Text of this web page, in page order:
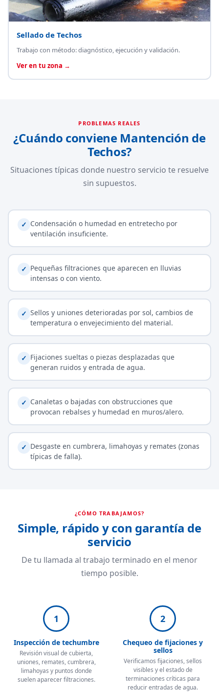
Sellado de Techos
Trabajo con método: diagnóstico, ejecución y validación.
Ver en tu zona →
PROBLEMAS REALES
¿Cuándo conviene Mantención de
Techos?
Situaciones típicas donde nuestro servicio te resuelve
sin supuestos.
✓ Condensación o humedad en entretecho por
ventilación insuficiente.
✓ Pequeñas filtraciones que aparecen en lluvias
intensas o con viento.
✓ Sellos y uniones deterioradas por sol, cambios de
temperatura o envejecimiento del material.
✓ Fijaciones sueltas o piezas desplazadas que
generan ruidos y entrada de agua.
✓ Canaletas o bajadas con obstrucciones que
provocan rebalses y humedad en muros/alero.
✓ Desgaste en cumbrera, limahoyas y remates (zonas
típicas de falla).
¿CÓMO TRABAJAMOS?
Simple, rápido y con garantía de
servicio
De tu llamada al trabajo terminado en el menor
tiempo posible.
1
Inspección de techumbre
Revisión visual de cubierta,
uniones, remates, cumbrera,
limahoyas y puntos donde
suelen aparecer filtraciones.
2
Chequeo de fijaciones y
sellos
Verificamos fijaciones, sellos
visibles y el estado de
terminaciones críticas para
reducir entradas de agua.